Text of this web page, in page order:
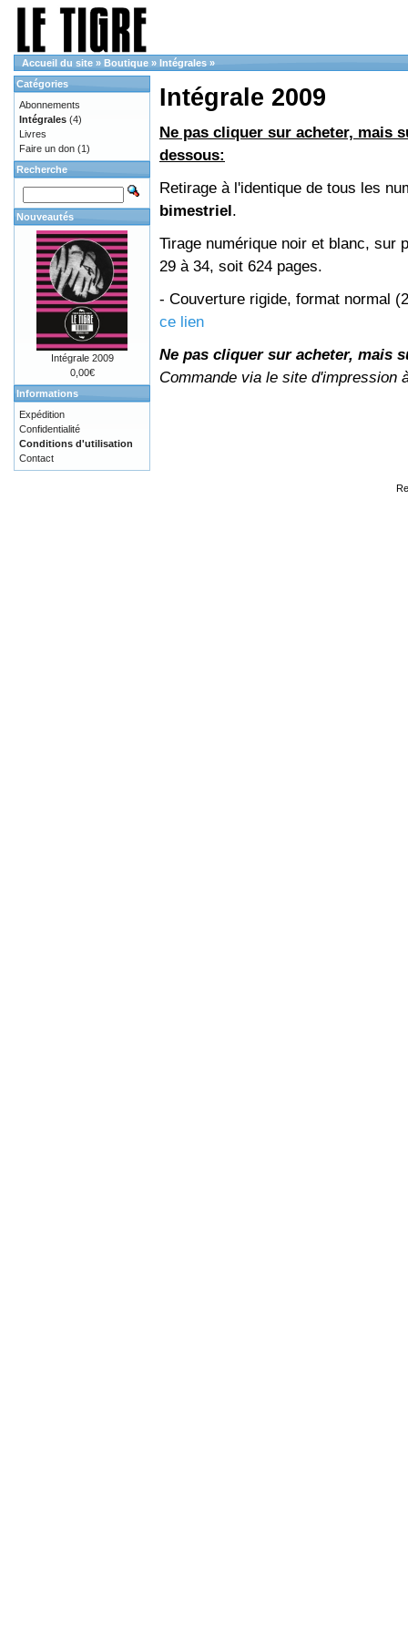
Accueil du site » Boutique » Intégrales »
Intégrale 2009
Ne pas cliquer sur acheter, mais
dessous:
Retirage à l'identique de tous les
bimestriel.
Tirage numérique noir et blanc, sur
29 à 34, soit 624 pages.
- Couverture rigide, format normal
ce lien
Ne pas cliquer sur acheter, mais
Commande via le site d'impression
Catégories
Abonnements
Intégrales (4)
Livres
Faire un don (1)
Recherche
Nouveautés
Intégrale 2009
0,00€
Informations
Expédition
Confidentialité
Conditions d'utilisation
Contact